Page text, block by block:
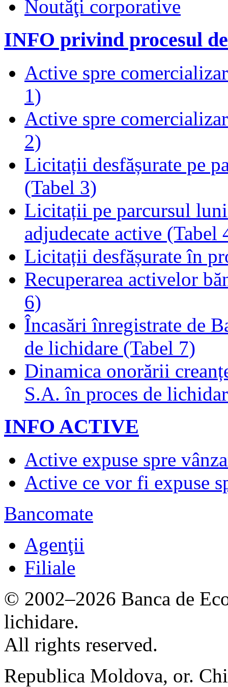
Noutăţi corporative
INFO privind procesul
Active spre
1)
Active spre
2)
Licitații desfășurate pe
(Tabel 3)
Licitații pe parcursul
adjudecate active (Tabel
Licitații desfășurate în
Recuperarea activelor
6)
Încasări înregistrate de
de lichidare (Tabel 7)
Dinamica onorării
S.A. în proces de
INFO ACTIVE
Active expuse spre
Active ce vor fi expuse
Bancomate
Agenţii
Filiale
© 2002–2026 Banca de
lichidare.
All rights reserved.
Republica Moldova, or.